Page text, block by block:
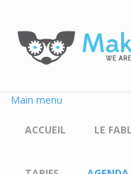
Main menu
ACCUEIL LE